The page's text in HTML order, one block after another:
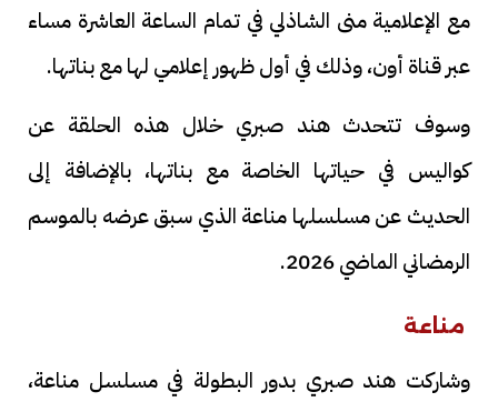
مع الإعلامية منى الشاذلي في تمام الساعة العاشرة مساء
عبر قناة أون، وذلك في أول ظهور إعلامي لها مع بناتها.
وسوف تتحدث هند صبري خلال هذه الحلقة عن
كواليس في حياتها الخاصة مع بناتها، بالإضافة إلى
الحديث عن مسلسلها مناعة الذي سبق عرضه بالموسم
الرمضاني الماضي 2026.
مناعة
وشاركت هند صبري بدور البطولة في مسلسل مناعة،